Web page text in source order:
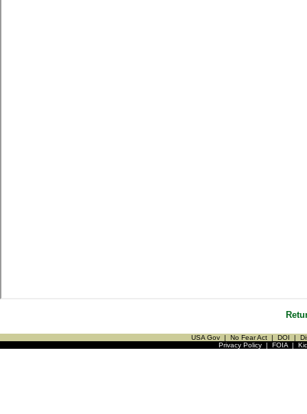
USA Gov | No Fear Act | DOI |
Privacy Policy| FOIA|